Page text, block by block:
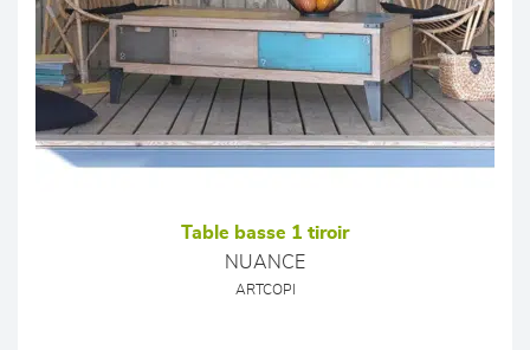
Table basse 1 tiroir
NUANCE
ARTCOPI